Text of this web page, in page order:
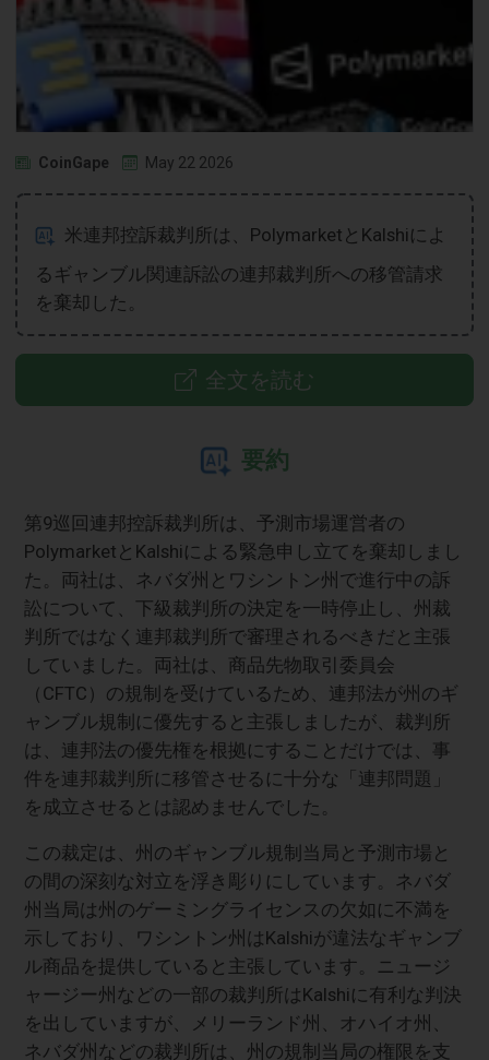
CoinGape May 22 2026
米連邦控訴裁判所は、PolymarketとKalshiによ
るギャンブル関連訴訟の連邦裁判所への移管請求
を棄却した。
全文を読む
要約
第9巡回連邦控訴裁判所は、予測市場運営者の
PolymarketとKalshiによる緊急申し立てを棄却しまし
た。両社は、ネバダ州とワシントン州で進行中の訴
訟について、下級裁判所の決定を一時停止し、州裁
判所ではなく連邦裁判所で審理されるべきだと主張
していました。両社は、商品先物取引委員会
（CFTC）の規制を受けているため、連邦法が州のギ
ャンブル規制に優先すると主張しましたが、裁判所
は、連邦法の優先権を根拠にすることだけでは、事
件を連邦裁判所に移管させるに十分な「連邦問題」
を成立させるとは認めませんでした。
この裁定は、州のギャンブル規制当局と予測市場と
の間の深刻な対立を浮き彫りにしています。ネバダ
州当局は州のゲーミングライセンスの欠如に不満を
示しており、ワシントン州はKalshiが違法なギャンブ
ル商品を提供していると主張しています。ニュージ
ャージー州などの一部の裁判所はKalshiに有利な判決
を出していますが、メリーランド州、オハイオ州、
ネバダ州などの裁判所は、州の規制当局の権限を支